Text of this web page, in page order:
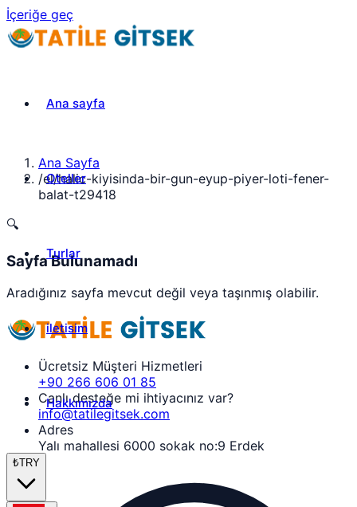
İçeriğe geç
Ana sayfa
Oteller
Turlar
iletisim
Hakkımızda
₺TRY
Ana Sayfa
/el/halic-kiyisinda-bir-gun-eyup-piyer-loti-fener-
balat-t29418
🔍
Sayfa Bulunamadı
Aradığınız sayfa mevcut değil veya taşınmış olabilir.
Ücretsiz Müşteri Hizmetleri
+90 266 606 01 85
Canlı desteğe mi ihtiyacınız var?
info@tatilegitsek.com
Adres
Yalı mahallesi 6000 sokak no:9 Erdek